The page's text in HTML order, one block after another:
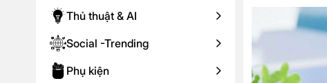
Thủ thuật & AI
Social -Trending
Phụ kiện